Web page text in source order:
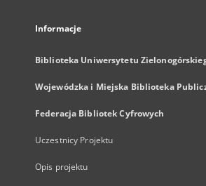
Informacje
Biblioteka Uniwersytetu
Wojewódzka i Miejska Biblioteka
Federacja Bibliotek Cyfrowych
Uczestnicy Projektu
Opis projektu